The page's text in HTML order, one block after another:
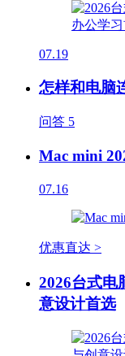
07.19
怎样和电脑
问答 5
Mac mini
07.16
优惠直达 >
2026台式电
意设计首选